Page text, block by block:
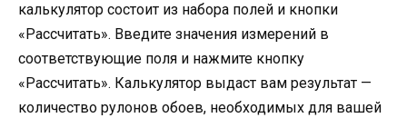
калькулятор состоит из набора полей и кнопки
«Рассчитать». Введите значения измерений в
соответствующие поля и нажмите кнопку
«Рассчитать». Калькулятор выдаст вам результат —
количество рулонов обоев, необходимых для вашей